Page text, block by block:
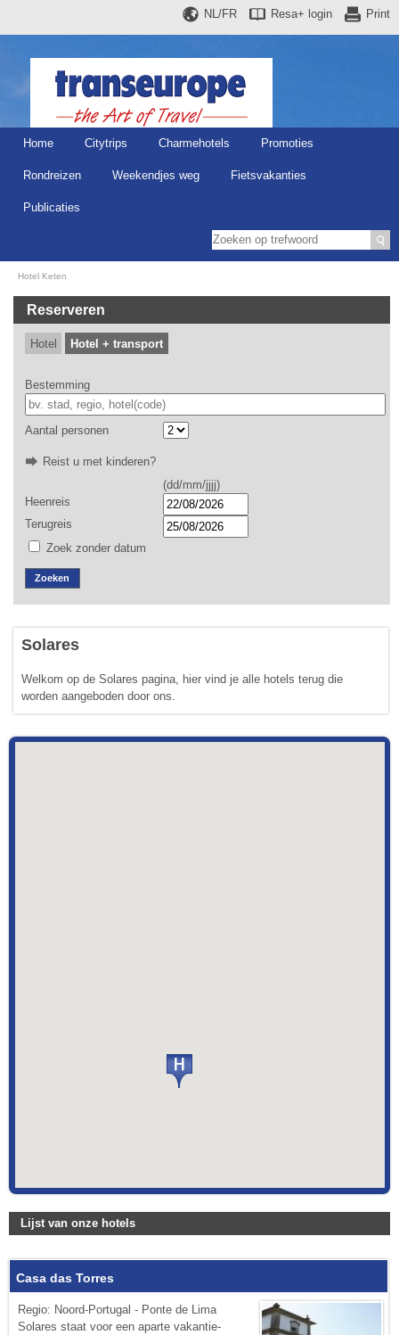
Print
Resa+ login
NL/FR
Home Citytrips Charmehotels Promoties
Rondreizen Weekendjes weg Fietsvakanties
Publicaties
Hotel Keten
Reserveren
Hotel Hotel + transport
Bestemming
Aantal personen
Reist u met kinderen?
(dd/mm/jjjj)
Heenreis
Terugreis
Zoek zonder datum
Zoeken
Solares
Welkom op de Solares pagina, hier vind je alle hotels terug die
worden aangeboden door ons.
Lijst van onze hotels
Casa das Torres
Regio: Noord-Portugal - Ponte de Lima
Solares staat voor een aparte vakantie-